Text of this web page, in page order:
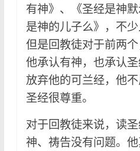
有神》、《圣经是神
是神的儿子么》，不少
但是回教徒对于前两个
他承认有神，也承认
放弃他的可兰经，他
圣经很尊重。
对于回教徒来说，读
神、祷告没有问题。